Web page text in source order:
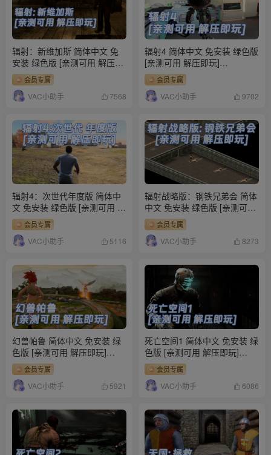
辐射：新维加斯 简体中文 免
安装 绿色版 [亲测可用 解压即
玩]【9.16GB】
会员专属
VAC小助手 7568
辐射4 简体中文 免安装 绿色版
[亲测可用 解压即玩]
【35.1GB】
会员专属
VAC小助手 9702
辐射4：次世代年度版 简体中
文 免安装 绿色版 [亲测可用 解
压即玩]【94.5GB】
会员专属
VAC小助手 5116
辐射战略版：钢铁兄弟会 简体
中文 免安装 绿色版 [亲测可用
解压即玩]【1.58GB】
会员专属
VAC小助手 8273
幻兽帕鲁 简体中文 免安装 绿
色版 [亲测可用 解压即玩]
【19.4GB】
会员专属
VAC小助手 5921
死亡空间1 简体中文 免安装 绿
色版 [亲测可用 解压即玩]
【6.98GB】
会员专属
VAC小助手 6086